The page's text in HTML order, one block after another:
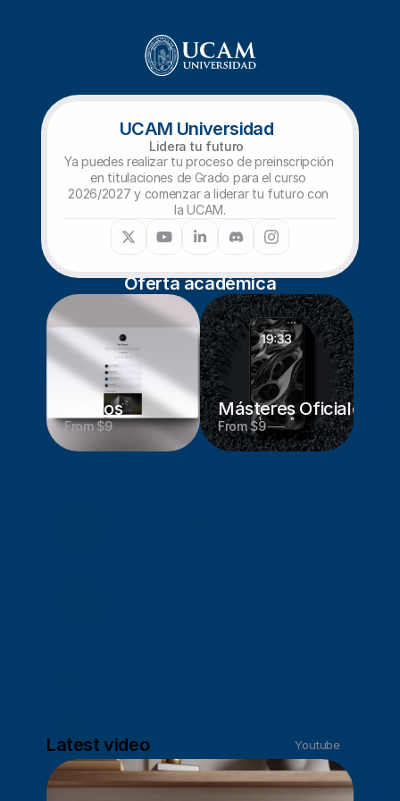
UCAM Universidad
Lidera tu futuro
Ya puedes realizar tu proceso de preinscripción
en titulaciones de Grado para el curso
2026/2027 y comenzar a liderar tu futuro con
la UCAM.
Oferta académica
Grados
From $9
Másteres Oficiales
From $9
Personal blog
My thoughts and insights.
Latest video Youtube